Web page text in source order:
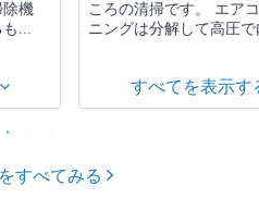
除機
...
ころの清掃です。 エア
ニングは分解して高圧
すべてを表示す
すべてみる